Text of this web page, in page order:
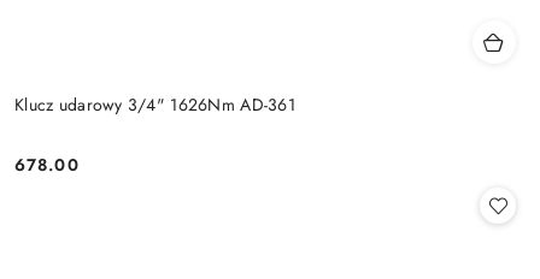
Klucz udarowy 3/4" 1626Nm AD-361
Cena:
678.00